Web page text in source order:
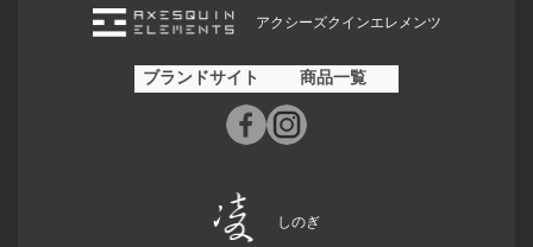
アクシーズクインエレメンツ
ブランドサイト 商品一覧
しのぎ